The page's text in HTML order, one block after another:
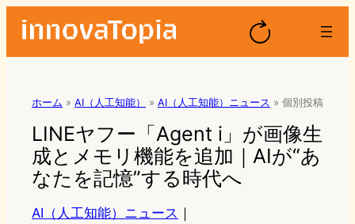
ホーム » AI（人工知能） » AI（人工知能）ニュース » 個別投稿
LINEヤフー「Agent i」が画像生
成とメモリ機能を追加｜AIが“あ
なたを記憶”する時代へ
AI（人工知能）ニュース ｜